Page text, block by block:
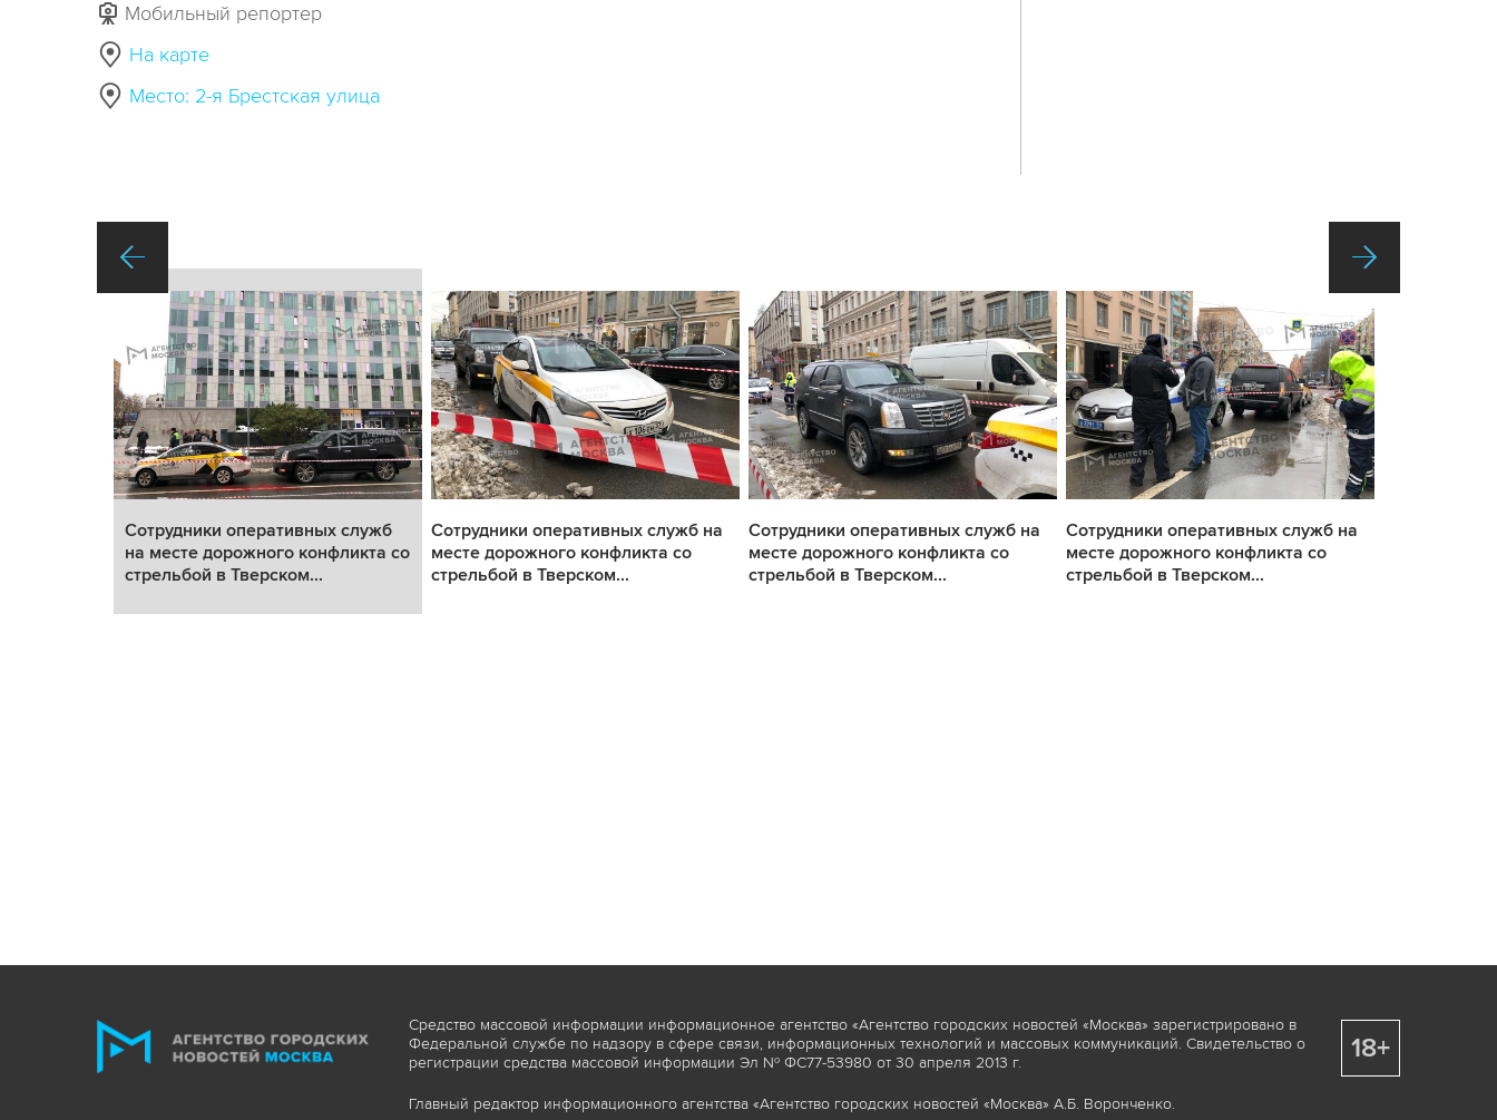
Мобильный репортер
На карте
Место: 2-я Брестская улица
Сотрудники оперативных служб
на месте дорожного конфликта со
стрельбой в Тверском...
Сотрудники оперативных служб на
месте дорожного конфликта со
стрельбой в Тверском...
Сотрудники оперативных служб на
месте дорожного конфликта со
стрельбой в Тверском...
Сотрудники оперативных служб на
месте дорожного конфликта со
стрельбой в Тверском...
Средство массовой информации информационное агентство «Агентство городских новостей «Москва» зарегистрировано в
Федеральной службе по надзору в сфере связи, информационных технологий и массовых коммуникаций. Свидетельство о
регистрации средства массовой информации Эл № ФС77-53980 от 30 апреля 2013 г.
Главный редактор информационного агентства «Агентство городских новостей «Москва» А.Б. Воронченко.
18+